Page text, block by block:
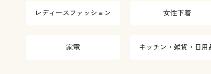
レディースファッション 女性下着
家電 キッチン・雑貨・日用